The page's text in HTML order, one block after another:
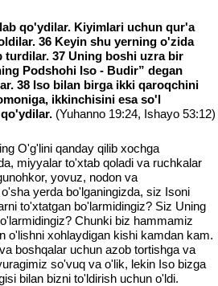
qo'ydilar. Kiyimlari uchun qur'a
36 Keyin shu yerning o'zida
37 Uning boshi uzra bir
Podshohi Iso - Budir” degan
38 Iso bilan birga ikki qaroqchini
ikkinchisini esa so'l
(Yuhanno 19:24, Ishayo 53:12)
O'g'lini qanday qilib xochga
miyyalar to'xtab qoladi va ruchkalar
yovuz, nodon va
yerda bo'lganingizda, siz Isoni
to'xtatgan bo'larmidingiz? Siz Uning
Chunki biz hammamiz
o'lishni xohlaydigan kishi kamdan kam.
boshqalar uchun azob tortishga va
so'vuq va o'lik, lekin Iso bizga
bilan bizni to'ldirish uchun o'ldi.